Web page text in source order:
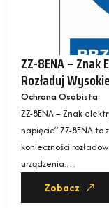
ZZ-8ENA –
Rozładuj
Ochrona Osobista
ZZ-8ENA – Znak
napięcie” ZZ-8ENA to
konieczności
urządzenia.…
Zobacz